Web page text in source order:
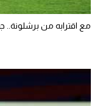
مع اقترابه من برشلونة..